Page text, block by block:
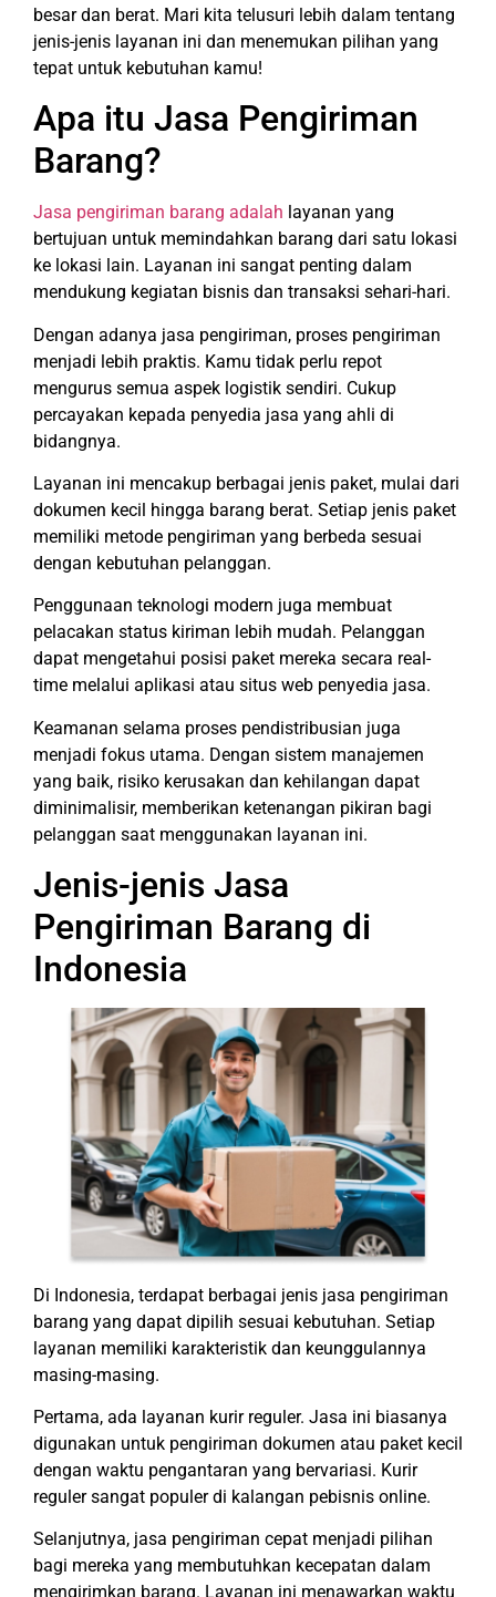
besar dan berat. Mari kita telusuri lebih dalam tentang
jenis-jenis layanan ini dan menemukan pilihan yang
tepat untuk kebutuhan kamu!
Apa itu Jasa Pengiriman
Barang?
Jasa pengiriman barang adalah layanan yang
bertujuan untuk memindahkan barang dari satu lokasi
ke lokasi lain. Layanan ini sangat penting dalam
mendukung kegiatan bisnis dan transaksi sehari-hari.
Dengan adanya jasa pengiriman, proses pengiriman
menjadi lebih praktis. Kamu tidak perlu repot
mengurus semua aspek logistik sendiri. Cukup
percayakan kepada penyedia jasa yang ahli di
bidangnya.
Layanan ini mencakup berbagai jenis paket, mulai dari
dokumen kecil hingga barang berat. Setiap jenis paket
memiliki metode pengiriman yang berbeda sesuai
dengan kebutuhan pelanggan.
Penggunaan teknologi modern juga membuat
pelacakan status kiriman lebih mudah. Pelanggan
dapat mengetahui posisi paket mereka secara real-
time melalui aplikasi atau situs web penyedia jasa.
Keamanan selama proses pendistribusian juga
menjadi fokus utama. Dengan sistem manajemen
yang baik, risiko kerusakan dan kehilangan dapat
diminimalisir, memberikan ketenangan pikiran bagi
pelanggan saat menggunakan layanan ini.
Jenis-jenis Jasa
Pengiriman Barang di
Indonesia
Di Indonesia, terdapat berbagai jenis jasa pengiriman
barang yang dapat dipilih sesuai kebutuhan. Setiap
layanan memiliki karakteristik dan keunggulannya
masing-masing.
Pertama, ada layanan kurir reguler. Jasa ini biasanya
digunakan untuk pengiriman dokumen atau paket kecil
dengan waktu pengantaran yang bervariasi. Kurir
reguler sangat populer di kalangan pebisnis online.
Selanjutnya, jasa pengiriman cepat menjadi pilihan
bagi mereka yang membutuhkan kecepatan dalam
mengirimkan barang. Layanan ini menawarkan waktu